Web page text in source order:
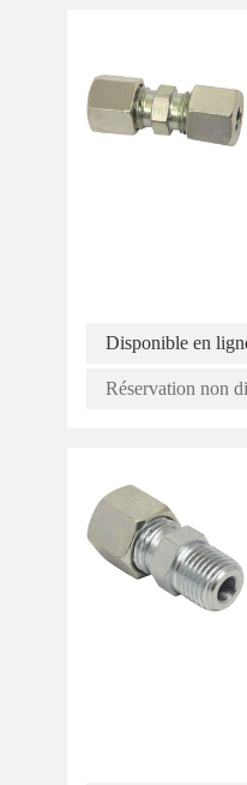
Disponible en
Réservation non